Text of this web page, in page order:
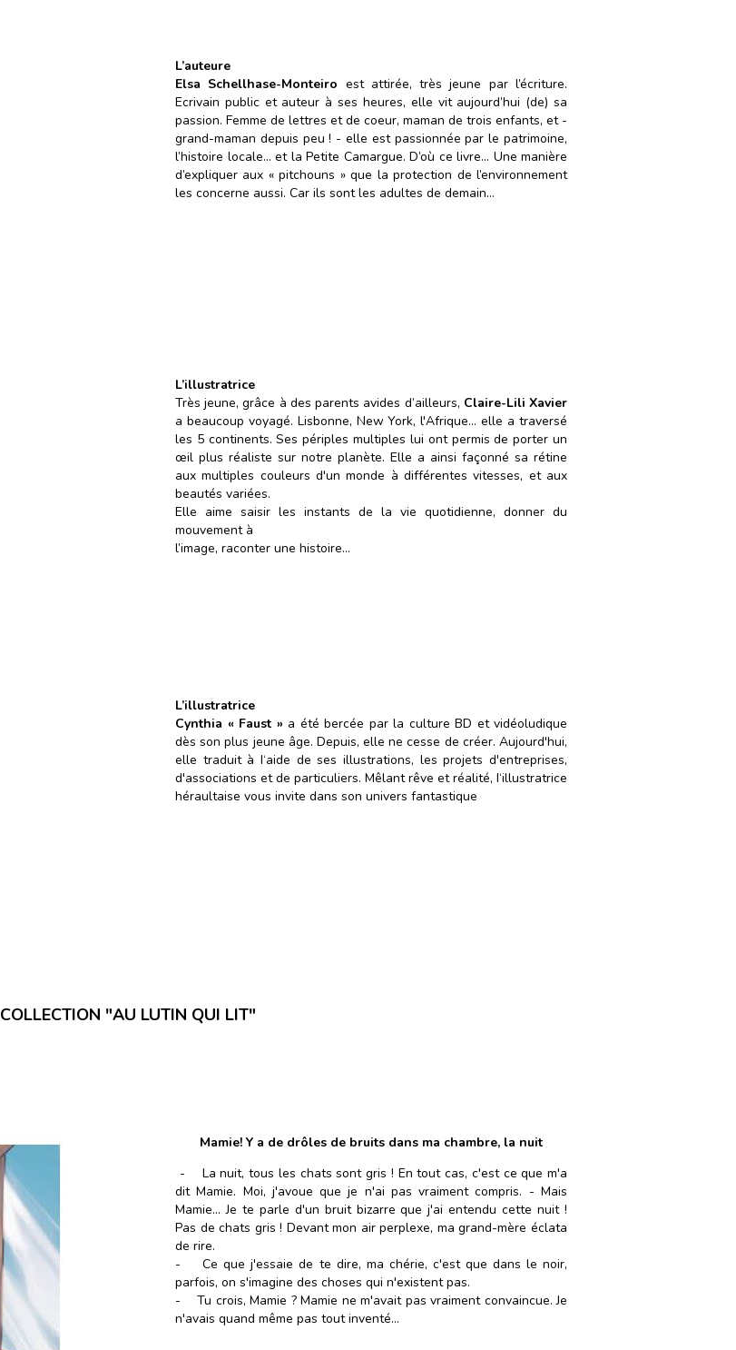
L’auteure
Elsa Schellhase-Monteiro est attirée, très jeune par l’écriture.
Ecrivain public et auteur à ses heures, elle vit aujourd’hui (de) sa
passion. Femme de lettres et de coeur, maman de trois enfants, et -
grand-maman depuis peu ! - elle est passionnée par le patrimoine,
l’histoire locale… et la Petite Camargue. D’où ce livre… Une manière
d’expliquer aux « pitchouns » que la protection de l’environnement
les concerne aussi. Car ils sont les adultes de demain…
L’illustratrice
Très jeune, grâce à des parents avides d’ailleurs, Claire-Lili Xavier
a beaucoup voyagé. Lisbonne, New York, l'Afrique... elle a traversé
les 5 continents. Ses périples multiples lui ont permis de porter un
œil plus réaliste sur notre planète. Elle a ainsi façonné sa rétine
aux multiples couleurs d'un monde à différentes vitesses, et aux
beautés variées.
Elle aime saisir les instants de la vie quotidienne, donner du
mouvement à
l’image, raconter une histoire...
L’illustratrice
Cynthia « Faust » a été bercée par la culture BD et vidéoludique
dès son plus jeune âge. Depuis, elle ne cesse de créer. Aujourd'hui,
elle traduit à I‘aide de ses illustrations, les projets d'entreprises,
d'associations et de particuliers. Mêlant rêve et réalité, I‘illustratrice
héraultaise vous invite dans son univers fantastique
COLLECTION "AU LUTIN QUI LIT"
Mamie! Y a de drôles de bruits dans ma chambre, la nuit
- La nuit, tous les chats sont gris ! En tout cas, c'est ce que m'a
dit Mamie. Moi, j'avoue que je n'ai pas vraiment compris. - Mais
Mamie... Je te parle d'un bruit bizarre que j'ai entendu cette nuit !
Pas de chats gris ! Devant mon air perplexe, ma grand-mère éclata
de rire.
- Ce que j'essaie de te dire, ma chérie, c'est que dans le noir,
parfois, on s'imagine des choses qui n'existent pas.
- Tu crois, Mamie ? Mamie ne m'avait pas vraiment convaincue. Je
n'avais quand même pas tout inventé...